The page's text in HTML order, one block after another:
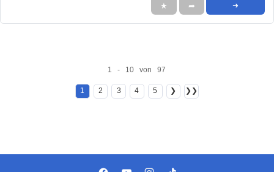
★ ➦ ➜
1 - 10 von 97
1 2 3 4 5 ❯ ❯❯